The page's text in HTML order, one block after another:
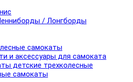
/ Лонгборды
самокаты
и аксессуары для самоката
детские трехколесные
самокаты